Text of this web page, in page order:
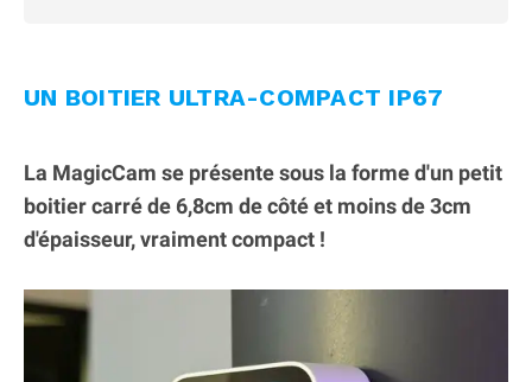
UN BOITIER ULTRA-COMPACT IP67
La MagicCam se présente sous la forme d'un petit
boitier carré de 6,8cm de côté et moins de 3cm
d'épaisseur, vraiment compact !